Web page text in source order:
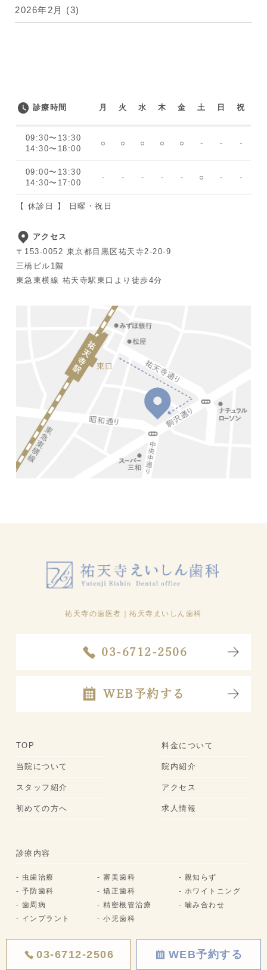
03-6712-2506 WEB予約する
2026年2月 (3)
診療時間 月 火 水 木 金 土 日 祝
09:30〜13:30
14:30〜18:00
○ ○ ○ ○ ○ - - -
09:00〜13:30
14:30〜17:00
- - - - - ○ - -
【 休診日 】 日曜・祝日
アクセス
〒153-0052 東京都目黒区祐天寺2-20-9
三橋ビル1階
東急東横線 祐天寺駅東口より徒歩4分
祐天寺の歯医者 ｜祐天寺えいしん歯科
03-6712-2506
WEB予約する
TOP
当院について
スタッフ紹介
初めての方へ
料金について
院内紹介
アクセス
求人情報
診療内容
- 虫歯治療
- 予防歯科
- 歯周病
- インプラント
- 審美歯科
- 矯正歯科
- 精密根管治療
- 小児歯科
- 親知らず
- ホワイトニング
- 噛み合わせ